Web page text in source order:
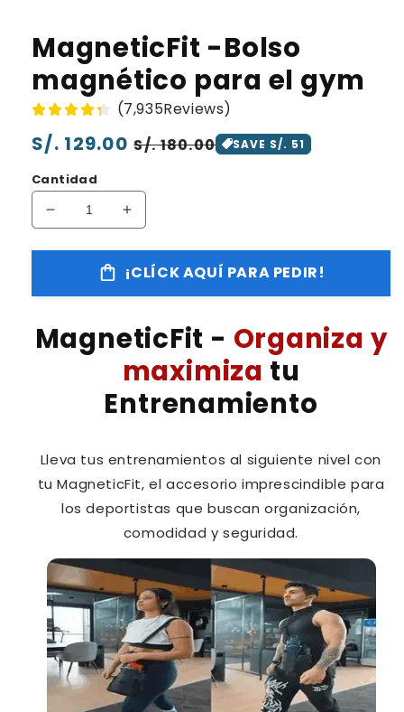
MagneticFit -Bolso
magnético para el gym
(7,935Reviews)
Precio
habitual
S/. 129.00 Precio
oferta
S/. 180.00 SAVE S/. 51
Cantidad
Reducir
para
MagneticFit
-
magnético
para
Aumentar
para
MagneticFit
-
magnético
para
el
¡CLÍCK AQUÍ PARA PEDIR!
MagneticFit - Organiza y
maximiza tu
Entrenamiento
Lleva tus entrenamientos al siguiente nivel con
tu MagneticFit, el accesorio imprescindible para
los deportistas que buscan organización,
comodidad y seguridad.